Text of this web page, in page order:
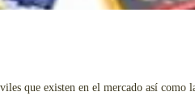
que existen en el mercado así